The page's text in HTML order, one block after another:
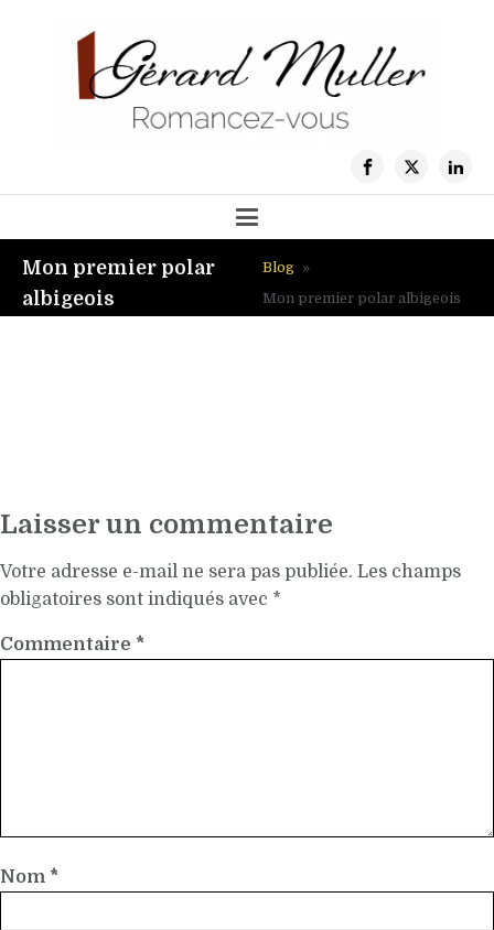
Mon premier polar
albigeois
Blog »
Mon premier polar albigeois
Laisser un commentaire
Votre adresse e-mail ne sera pas publiée. Les champs
obligatoires sont indiqués avec *
Commentaire *
Nom *